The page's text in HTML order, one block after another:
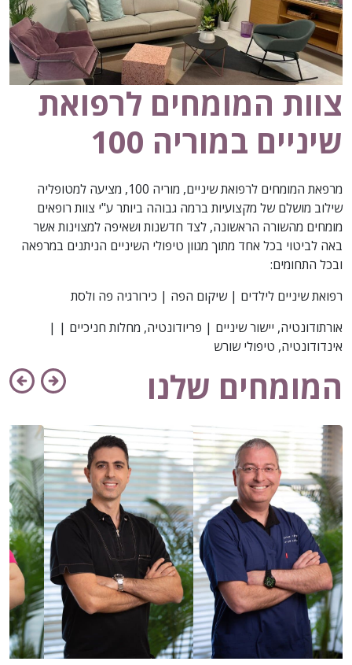
צוות המומחים לרפואת
שיניים במוריה 100
מרפאת המומחים לרפואת שיניים, מוריה 100, מציעה למטופליה
שילוב מושלם של מקצועיות ברמה גבוהה ביותר ע"י צוות רופאים
מומחים מהשורה הראשונה, לצד חדשנות ושאיפה למצוינות אשר
באה לביטוי בכל אחד מתוך מגוון טיפולי השיניים הניתנים במרפאה
ובכל התחומים:
רפואת שיניים לילדים | שיקום הפה | כירורגיה פה ולסת
אורתודונטיה, יישור שיניים | פריודונטיה, מחלות חניכיים | |
אינדודונטיה, טיפולי שורש
המומחים שלנו